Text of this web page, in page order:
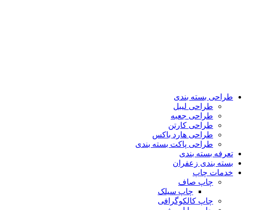
طراحی بسته بندی
طراحی لیبل
طراحی جعبه
طراحی کارتن
طراحی هارد باکس
طراحی پاکت بسته بندی
تعرفه بسته بندی
بسته بندی زعفران
خدمات چاپ
چاپ صاف
چاپ سیلک
چاپ کالکوگرافی